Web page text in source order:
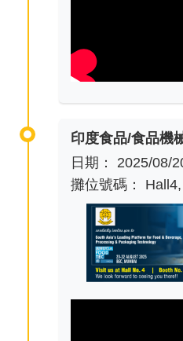
印度食品/食品機
日期： 2025/08/
攤位號碼：